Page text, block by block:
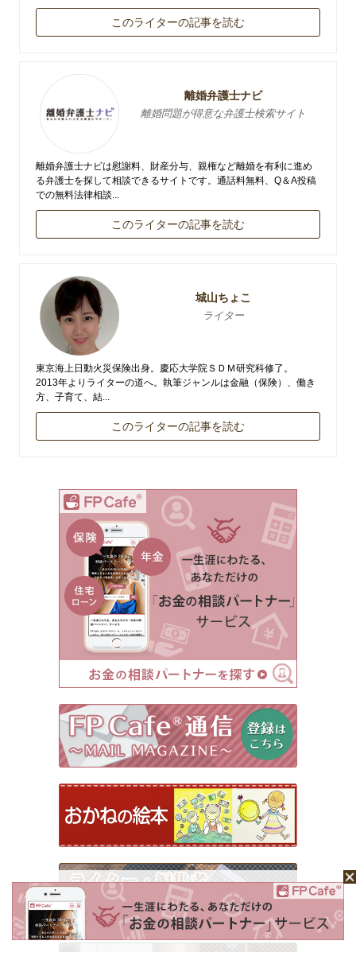
このライターの記事を読む
離婚弁護士ナビ
離婚問題が得意な弁護士検索サイト
離婚弁護士ナビは慰謝料、財産分与、親権など離婚を有利に進め
る弁護士を探して相談できるサイトです。通話料無料、Q＆A投稿
での無料法律相談...
このライターの記事を読む
城山ちょこ
ライター
東京海上日動火災保険出身。慶応大学院ＳＤＭ研究科修了。
2013年よりライターの道へ。執筆ジャンルは金融（保険）、働き
方、子育て、結...
このライターの記事を読む